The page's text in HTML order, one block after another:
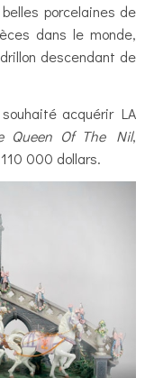
porcelaines de
dans le monde,
descendant de
acquérir LA
Queen Of The Nil,
000 dollars.